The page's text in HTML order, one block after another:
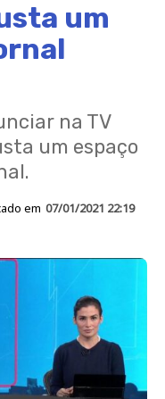
um
na TV
um espaço
em 07/01/2021 22:19